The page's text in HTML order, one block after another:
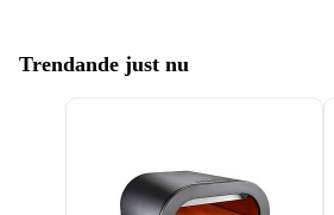
Trendande just nu